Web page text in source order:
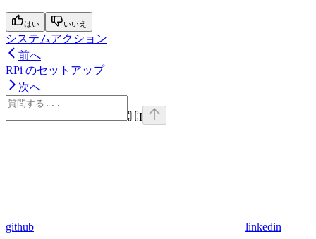
はい いいえ
システムアクション
前へ
RPi のセットアップ
次へ
⌘I
github linkedin